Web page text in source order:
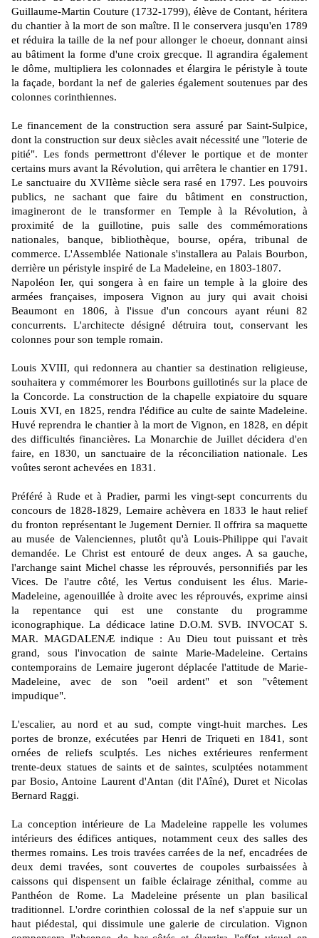
Guillaume-Martin Couture (1732-1799), élève de Contant, héritera
du chantier à la mort de son maître. Il le conservera jusqu'en 1789
et réduira la taille de la nef pour allonger le choeur, donnant ainsi
au bâtiment la forme d'une croix grecque. Il agrandira également
le dôme, multipliera les colonnades et élargira le péristyle à toute
la façade, bordant la nef de galeries également soutenues par des
colonnes corinthiennes.
Le financement de la construction sera assuré par Saint-Sulpice,
dont la construction sur deux siècles avait nécessité une "loterie de
pitié". Les fonds permettront d'élever le portique et de monter
certains murs avant la Révolution, qui arrêtera le chantier en 1791.
Le sanctuaire du XVIIème siècle sera rasé en 1797. Les pouvoirs
publics, ne sachant que faire du bâtiment en construction,
imagineront de le transformer en Temple à la Révolution, à
proximité de la guillotine, puis salle des commémorations
nationales, banque, bibliothèque, bourse, opéra, tribunal de
commerce. L'Assemblée Nationale s'installera au Palais Bourbon,
derrière un péristyle inspiré de La Madeleine, en 1803-1807.
Napoléon Ier, qui songera à en faire un temple à la gloire des
armées françaises, imposera Vignon au jury qui avait choisi
Beaumont en 1806, à l'issue d'un concours ayant réuni 82
concurrents. L'architecte désigné détruira tout, conservant les
colonnes pour son temple romain.
Louis XVIII, qui redonnera au chantier sa destination religieuse,
souhaitera y commémorer les Bourbons guillotinés sur la place de
la Concorde. La construction de la chapelle expiatoire du square
Louis XVI, en 1825, rendra l'édifice au culte de sainte Madeleine.
Huvé reprendra le chantier à la mort de Vignon, en 1828, en dépit
des difficultés financières. La Monarchie de Juillet décidera d'en
faire, en 1830, un sanctuaire de la réconciliation nationale. Les
voûtes seront achevées en 1831.
Préféré à Rude et à Pradier, parmi les vingt-sept concurrents du
concours de 1828-1829, Lemaire achèvera en 1833 le haut relief
du fronton représentant le Jugement Dernier. Il offrira sa maquette
au musée de Valenciennes, plutôt qu'à Louis-Philippe qui l'avait
demandée. Le Christ est entouré de deux anges. A sa gauche,
l'archange saint Michel chasse les réprouvés, personnifiés par les
Vices. De l'autre côté, les Vertus conduisent les élus. Marie-
Madeleine, agenouillée à droite avec les réprouvés, exprime ainsi
la repentance qui est une constante du programme
iconographique. La dédicace latine D.O.M. SVB. INVOCAT S.
MAR. MAGDALENÆ indique : Au Dieu tout puissant et très
grand, sous l'invocation de sainte Marie-Madeleine. Certains
contemporains de Lemaire jugeront déplacée l'attitude de Marie-
Madeleine, avec de son "oeil ardent" et son "vêtement
impudique".
L'escalier, au nord et au sud, compte vingt-huit marches. Les
portes de bronze, exécutées par Henri de Triqueti en 1841, sont
ornées de reliefs sculptés. Les niches extérieures renferment
trente-deux statues de saints et de saintes, sculptées notamment
par Bosio, Antoine Laurent d'Antan (dit l'Aîné), Duret et Nicolas
Bernard Raggi.
La conception intérieure de La Madeleine rappelle les volumes
intérieurs des édifices antiques, notamment ceux des salles des
thermes romains. Les trois travées carrées de la nef, encadrées de
deux demi travées, sont couvertes de coupoles surbaissées à
caissons qui dispensent un faible éclairage zénithal, comme au
Panthéon de Rome. La Madeleine présente un plan basilical
traditionnel. L'ordre corinthien colossal de la nef s'appuie sur un
haut piédestal, qui dissimule une galerie de circulation. Vignon